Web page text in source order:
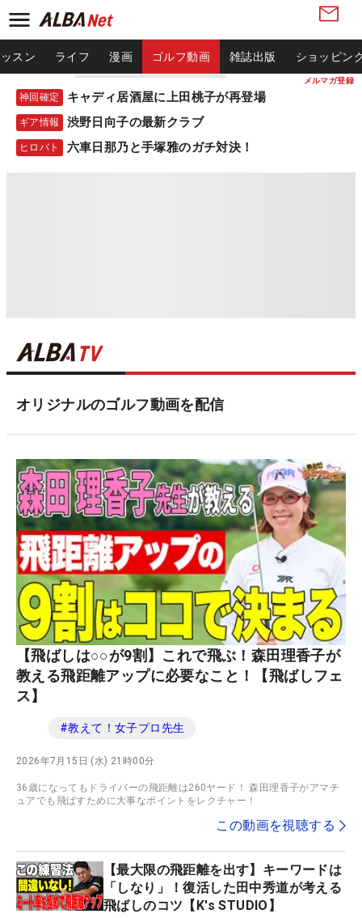
メルマガ登録
スン ライフ 漫画 ゴルフ動画 雑誌出版 ショッピン
神回確定 キャディ居酒屋に上田桃子が再登場
ギア情報 渋野日向子の最新クラブ
ヒロバト 六車日那乃と手塚雅のガチ対決！
オリジナルのゴルフ動画を配信
【飛ばしは○○が9割】これで飛ぶ！森田理香子が
教える飛距離アップに必要なこと！【飛ばしフェ
ス】
#教えて！女子プロ先生
36歳になってもドライバーの飛距離は260ヤード！ 森田理香子がアマチ
ュアでも飛ばすために大事なポイントをレクチャー！
2026年7月15日 (水) 21時00分
この動画を視聴する
【最大限の飛距離を出す】キーワードは
「しなり」！復活した田中秀道が考える
飛ばしのコツ【K's STUDIO】